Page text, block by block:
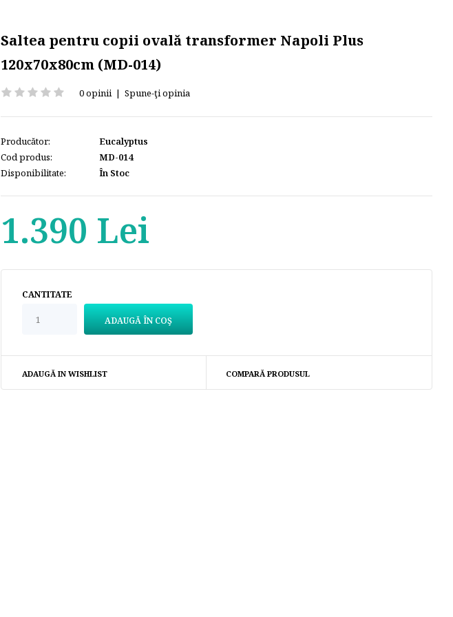
Saltea pentru copii ovală transformer Napoli Plus
120х70х80cm (MD-014)
0 opinii| Spune-ţi opinia
Producător:
Eucalyptus
Cod produs:
MD-014
Disponibilitate:
În Stoc
1.390 Lei
CANTITATE
ADAUGĂ IN WISHLIST COMPARĂ PRODUSUL